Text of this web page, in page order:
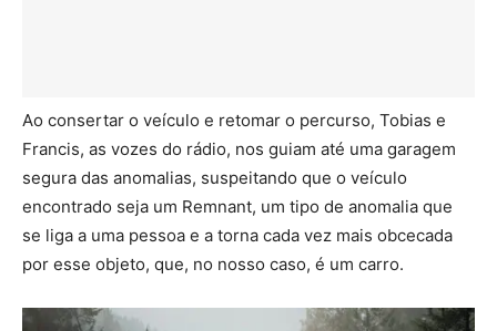
Ao consertar o veículo e retomar o percurso, Tobias e
Francis, as vozes do rádio, nos guiam até uma garagem
segura das anomalias, suspeitando que o veículo
encontrado seja um Remnant, um tipo de anomalia que
se liga a uma pessoa e a torna cada vez mais obcecada
por esse objeto, que, no nosso caso, é um carro.